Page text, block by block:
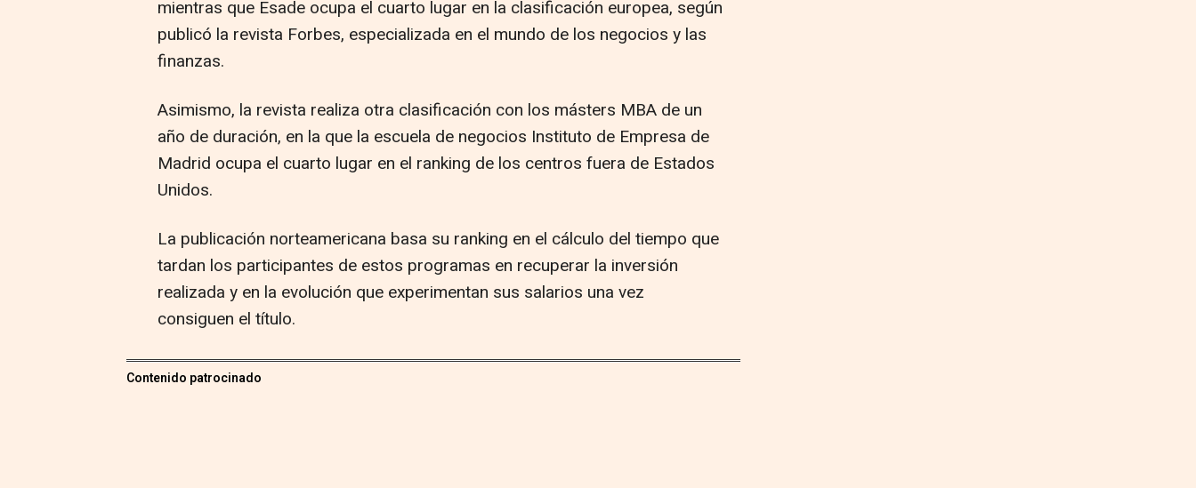
mientras que Esade ocupa el cuarto lugar en la clasificación europea, según
publicó la revista Forbes, especializada en el mundo de los negocios y las
finanzas.
Asimismo, la revista realiza otra clasificación con los másters MBA de un
año de duración, en la que la escuela de negocios Instituto de Empresa de
Madrid ocupa el cuarto lugar en el ranking de los centros fuera de Estados
Unidos.
La publicación norteamericana basa su ranking en el cálculo del tiempo que
tardan los participantes de estos programas en recuperar la inversión
realizada y en la evolución que experimentan sus salarios una vez
consiguen el título.
Contenido patrocinado